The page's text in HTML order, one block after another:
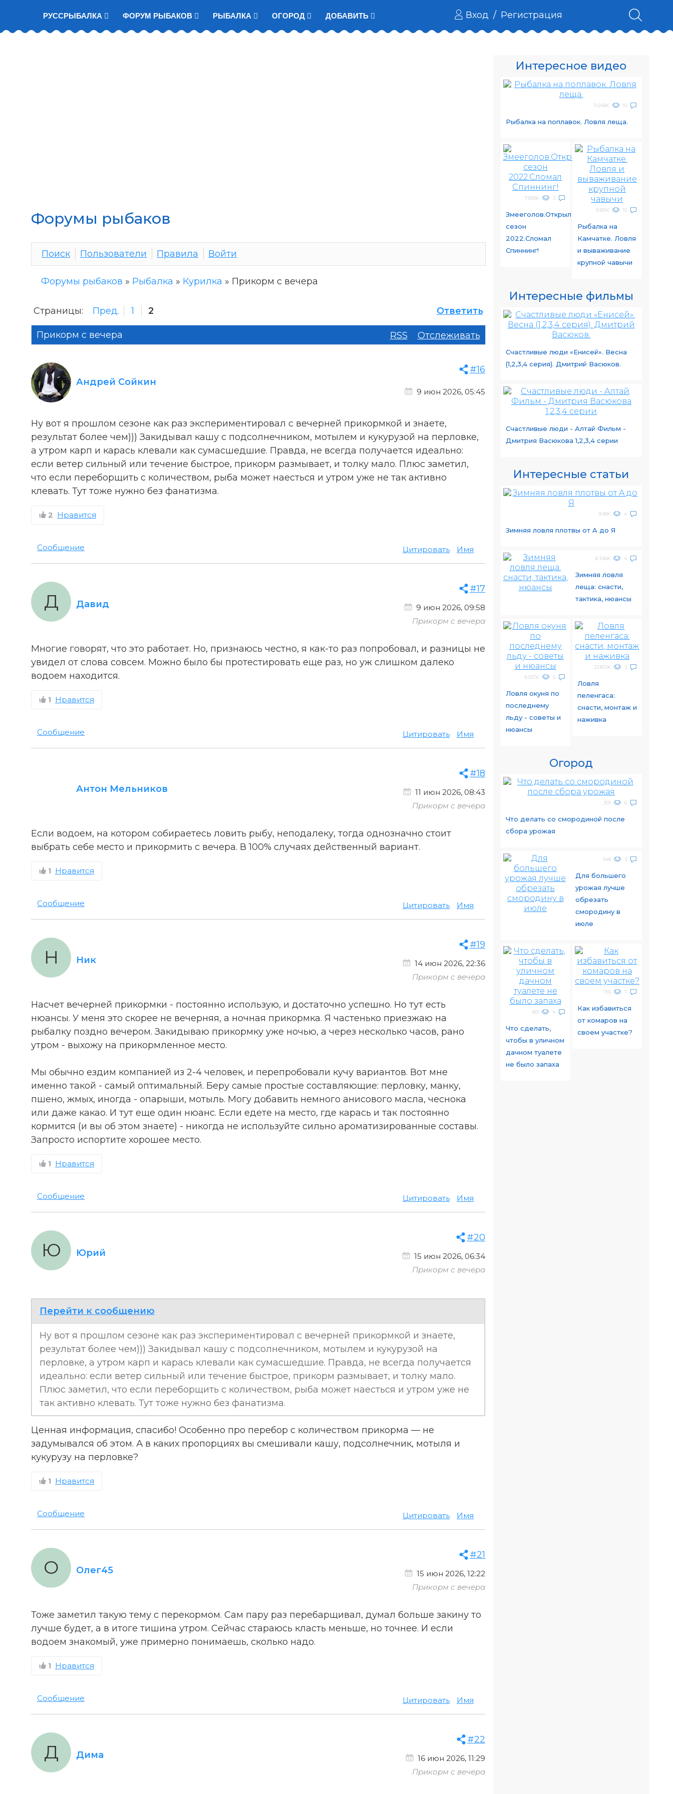
РУССРЫБАЛКА ФОРУМ РЫБАКОВ РЫБАЛКА ОГОРОД ДОБАВИТЬ Вход / Регистрация
Форумы рыбаков
Поиск Пользователи Правила Войти
Форумы рыбаков » Рыбалка » Курилка » Прикорм с вечера
Страницы: Пред. 1 2 Ответить
RSS Отслеживать
Прикорм с вечера
Андрей Сойкин
#16
9 июн 2026, 05:45
Ну вот я прошлом сезоне как раз экспериментировал с вечерней прикормкой и знаете,
результат более чем))) Закидывал кашу с подсолнечником, мотылем и кукурузой на перловке,
а утром карп и карась клевали как сумасшедшие. Правда, не всегда получается идеально:
если ветер сильный или течение быстрое, прикорм размывает, и толку мало. Плюс заметил,
что если переборщить с количеством, рыба может наесться и утром уже не так активно
клевать. Тут тоже нужно без фанатизма.
2 Нравится
Сообщение Цитировать Имя
Давид
Д
#17
9 июн 2026, 09:58
Прикорм с вечера
Многие говорят, что это работает. Но, признаюсь честно, я как-то раз попробовал, и разницы не
увидел от слова совсем. Можно было бы протестировать еще раз, но уж слишком далеко
водоем находится.
1 Нравится
Сообщение Цитировать Имя
Антон Мельников
#18
11 июн 2026, 08:43
Прикорм с вечера
Если водоем, на котором собираетесь ловить рыбу, неподалеку, тогда однозначно стоит
выбрать себе место и прикормить с вечера. В 100% случаях действенный вариант.
1 Нравится
Сообщение Цитировать Имя
Ник
Н
#19
14 июн 2026, 22:36
Прикорм с вечера
Насчет вечерней прикормки - постоянно использую, и достаточно успешно. Но тут есть
нюансы. У меня это скорее не вечерняя, а ночная прикормка. Я частенько приезжаю на
рыбалку поздно вечером. Закидываю прикормку уже ночью, а через несколько часов, рано
утром - выхожу на прикормленное место.
Мы обычно ездим компанией из 2-4 человек, и перепробовали кучу вариантов. Вот мне
именно такой - самый оптимальный. Беру самые простые составляющие: перловку, манку,
пшено, жмых, иногда - опарыши, мотыль. Могу добавить немного анисового масла, чеснока
или даже какао. И тут еще один нюанс. Если едете на место, где карась и так постоянно
кормится (и вы об этом знаете) - никогда не используйте сильно ароматизированные составы.
Запросто испортите хорошее место.
1 Нравится
Сообщение Цитировать Имя
Юрий
Ю
#20
15 июн 2026, 06:34
Прикорм с вечера
Перейти к сообщению
Ну вот я прошлом сезоне как раз экспериментировал с вечерней прикормкой и знаете,
результат более чем))) Закидывал кашу с подсолнечником, мотылем и кукурузой на
перловке, а утром карп и карась клевали как сумасшедшие. Правда, не всегда получается
идеально: если ветер сильный или течение быстрое, прикорм размывает, и толку мало.
Плюс заметил, что если переборщить с количеством, рыба может наесться и утром уже не
так активно клевать. Тут тоже нужно без фанатизма.
Ценная информация, спасибо! Особенно про перебор с количеством прикорма — не
задумывался об этом. А в каких пропорциях вы смешивали кашу, подсолнечник, мотыля и
кукурузу на перловке?
1 Нравится
Сообщение Цитировать Имя
Олег45
О
#21
15 июн 2026, 12:22
Прикорм с вечера
Тоже заметил такую тему с перекормом. Сам пару раз перебарщивал, думал больше закину то
лучше будет, а в итоге тишина утром. Сейчас стараюсь класть меньше, но точнее. И если
водоем знакомый, уже примерно понимаешь, сколько надо.
1 Нравится
Сообщение Цитировать Имя
Дима
Д
#22
16 июн 2026, 11:29
Прикорм с вечера
Интересное видео
11.048K 10
Рыбалка на поплавок. Ловля леща.
7.659K 3
Змееголов.Открыл
сезон
2022.Сломал
Спиннинг!
9.951K 10
Рыбалка на
Камчатке. Ловля
и вываживание
крупной чавычи
Интересные фильмы
Счастливые люди «Енисей». Весна
(1,2,3,4 серия). Дмитрий Васюков.
Счастливые люди - Алтай Фильм -
Дмитрия Васюкова 1,2,3,4 серии
Интересные статьи
9.08K 4
Зимняя ловля плотвы от A до Я
8.346K 4
Зимняя ловля
леща: снасти,
тактика, нюансы
6.557K 5
Ловля окуня по
последнему
льду - советы и
нюансы
22.803K 3
Ловля
пеленгаса:
снасти, монтаж и
наживка
Огород
305 6
Что делать со смородиной после
сбора урожая
548 3
Для большего
урожая лучше
обрезать
смородину в
июле
661 4
Что сделать,
чтобы в уличном
дачном туалете
не было запаха
755 7
Как избавиться
от комаров на
своем участке?